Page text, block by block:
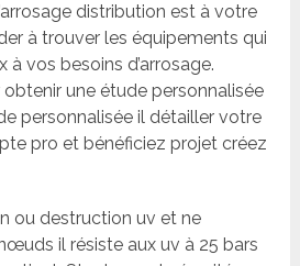
distribution est à votre
à trouver les équipements qui
vos besoins d’arrosage.
une étude personnalisée
personnalisée il détailler votre
pro et bénéficiez projet créez
ou destruction uv et ne
il résiste aux uv à 25 bars